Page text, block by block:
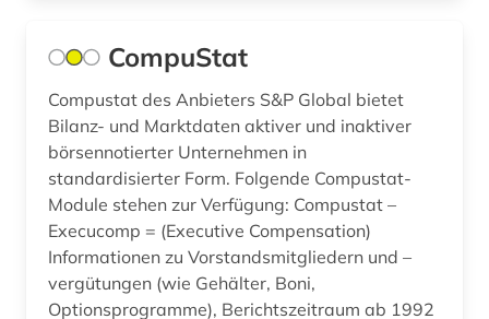
arzneimittelprüfung (1)
arzneimittelrezeptor (1)
arzneimittelsicherheit (1)
arzneimittelwechselwirkung (1)
arzneimittelzulassung (1)
CompuStat
Compustat des Anbieters S&P Global bietet
Bilanz- und Marktdaten aktiver und inaktiver
börsennotierter Unternehmen in
standardisierter Form. Folgende Compustat-
Module stehen zur Verfügung: Compustat –
Execucomp = (Executive Compensation)
Informationen zu Vorstandsmitgliedern und –
vergütungen (wie Gehälter, Boni,
Optionsprogramme), Berichtszeitraum ab 1992